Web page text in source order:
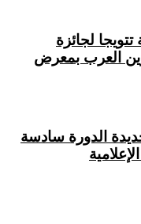
لجائزة
العرب بمعرض
الدورة سادسة